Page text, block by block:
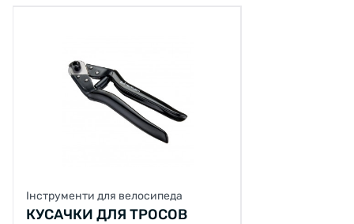
Інструменти для велосипеда
КУСАЧКИ ДЛЯ ТРОСОВ